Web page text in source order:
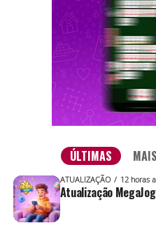
ÚLTIMAS
ATUALIZAÇÃO 12 horas
Atualização